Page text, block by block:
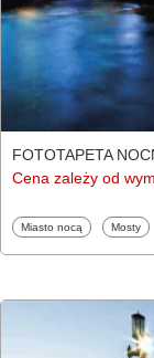
FOTOTAPETA
Cena zależy od
Fototapety
Miasto nocą Mosty